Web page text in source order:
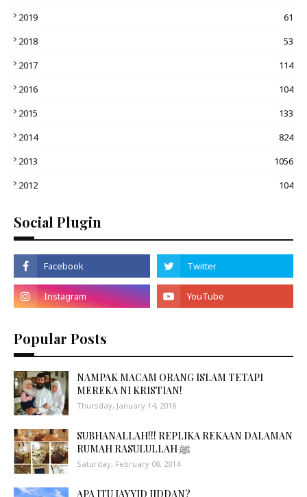
2019
61
2018
53
2017
114
2016
104
2015
133
2014
824
2013
1056
2012
104
Social Plugin
Popular Posts
NAMPAK MACAM ORANG ISLAM TETAPI
MEREKA NI KRISTIAN!
Thursday, January 14, 2016
SUBHANALLAH!!! REPLIKA REKAAN DALAMAN
RUMAH RASULULLAH ﷺ
Saturday, February 08, 2014
APA ITU JAYYID JIDDAN?